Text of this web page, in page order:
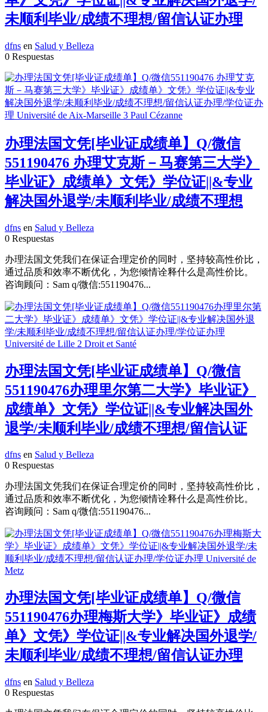
未顺利毕业/成绩不理想/留信认证办理
dfns en Salud y Belleza
0 Respuestas
办理法国文凭[毕业证成绩单】Q/微信
551190476 办理艾克斯－马赛第三大学》
毕业证》成绩单》文凭》学位证||&专业
解决国外退学/未顺利毕业/成绩不理想
dfns en Salud y Belleza
0 Respuestas
办理法国文凭我们在保证合理定价的同时，坚持较高性价比，
通过品质和效率不断优化，为您倾情诠释什么是高性价比。
咨询顾问：Sam q/微信:551190476...
办理法国文凭[毕业证成绩单】Q/微信
551190476办理里尔第二大学》毕业证》
成绩单》文凭》学位证||&专业解决国外
退学/未顺利毕业/成绩不理想/留信认证
dfns en Salud y Belleza
0 Respuestas
办理法国文凭我们在保证合理定价的同时，坚持较高性价比，
通过品质和效率不断优化，为您倾情诠释什么是高性价比。
咨询顾问：Sam q/微信:551190476...
办理法国文凭[毕业证成绩单】Q/微信
551190476办理梅斯大学》毕业证》成绩
单》文凭》学位证||&专业解决国外退学/
未顺利毕业/成绩不理想/留信认证办理
dfns en Salud y Belleza
0 Respuestas